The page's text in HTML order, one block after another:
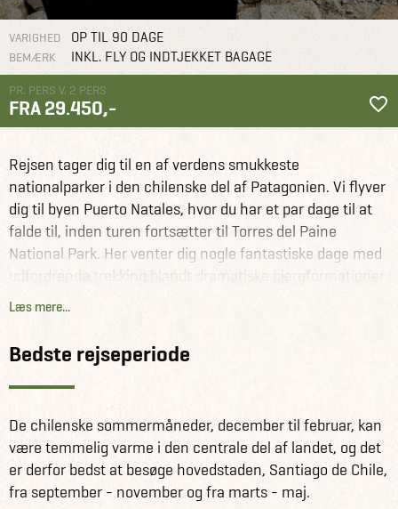
VARIGHED OP TIL 90 DAGE
BEMÆRK INKL. FLY OG INDTJEKKET BAGAGE
PR. PERS V. 2 PERS
FRA 29.450,-
Rejsen tager dig til en af verdens smukkeste
nationalparker i den chilenske del af Patagonien. Vi flyver
dig til byen Puerto Natales, hvor du har et par dage til at
falde til, inden turen fortsætter til Torres del Paine
National Park. Her venter dig nogle fantastiske dage med
udfordrende trekking blandt dramatiske bjergformationer
og gletschere. Du går selv det legendariske W circuit trek
under hele trekkingturen, da det er nærmest umuligt at få
plads i hytterne. Efter fem dages vandring går turen
tilbage til Puerto Natales, hvor du har en enkelt
hånd rundt i Chile.
Ønsker du at booke program for hele din rejse i Chile, så
kan Jysk Rejsebureau også hjælpe med det. Vi tilbyder alt
Læs mere...
Bedste rejseperiode
De chilenske sommermåneder, december til februar, kan
være temmelig varme i den centrale del af landet, og det
er derfor bedst at besøge hovedstaden, Santiago de Chile,
fra september - november og fra marts - maj.